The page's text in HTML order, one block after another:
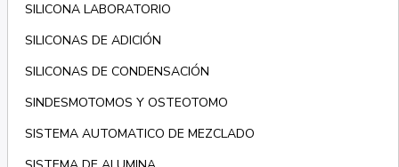
SILICONA LABORATORIO
SILICONAS DE ADICIÓN
SILICONAS DE CONDENSACIÓN
SINDESMOTOMOS Y OSTEOTOMO
SISTEMA AUTOMATICO DE MEZCLADO